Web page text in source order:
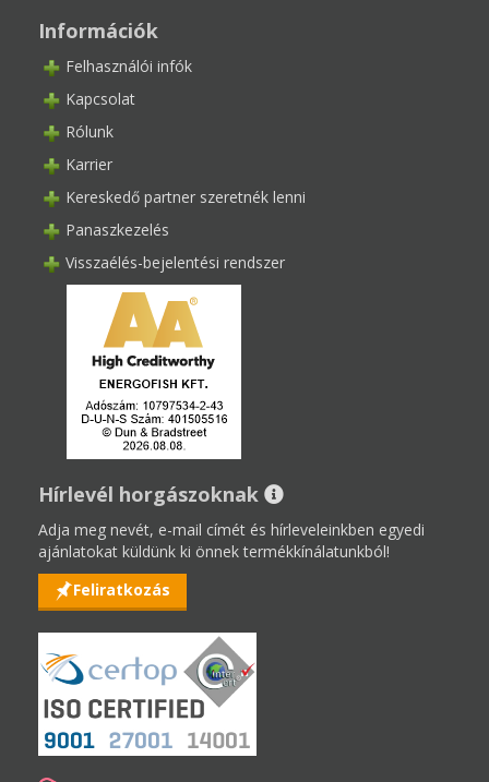
Információk
Felhasználói infók
Kapcsolat
Rólunk
Karrier
Kereskedő partner szeretnék lenni
Panaszkezelés
Visszaélés-bejelentési rendszer
Hírlevél horgászoknak
Adja meg nevét, e-mail címét és hírleveleinkben egyedi
ajánlatokat küldünk ki önnek termékkínálatunkból!
Feliratkozás